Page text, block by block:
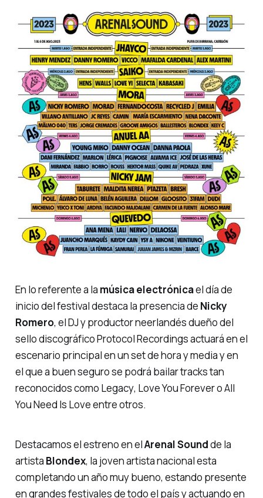
En lo referente a la música electrónicael día de
inicio del festival destaca la presencia de Nicky
Romero, el DJ y productor neerlandés dueño del
sello discográficoProtocol Recordingsactuará en el
escenario principal en un set de hora y media y en
el que a buen seguro se podrá bailar tracks tan
reconocidos como Legacy, Love You ForeveroAll
You Need Is Loveentre otros.
Destacamos el estreno en elArenal Soundde la
artista Blondex, la joven artista nacional esta
completando un año muy bueno, estando presente
en grandes festivales de todo el país y actuando en